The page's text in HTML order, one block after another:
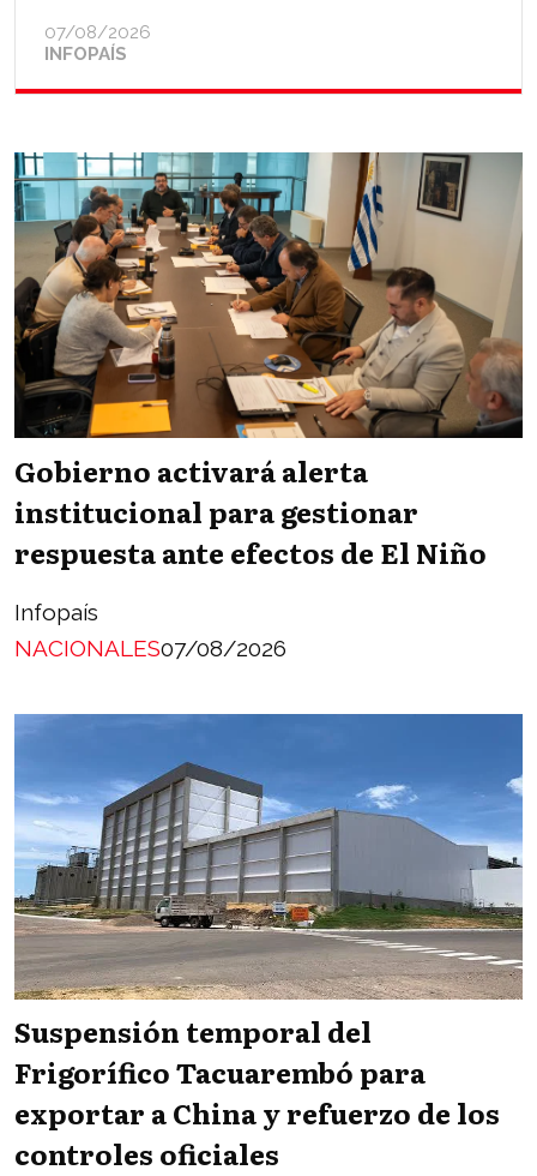
INFOPAÍS
07/08/2026
Gobierno activará alerta
institucional para gestionar
respuesta ante efectos de El Niño
Infopaís
NACIONALES07/08/2026
Suspensión temporal del
Frigorífico Tacuarembó para
exportar a China y refuerzo de los
controles oficiales